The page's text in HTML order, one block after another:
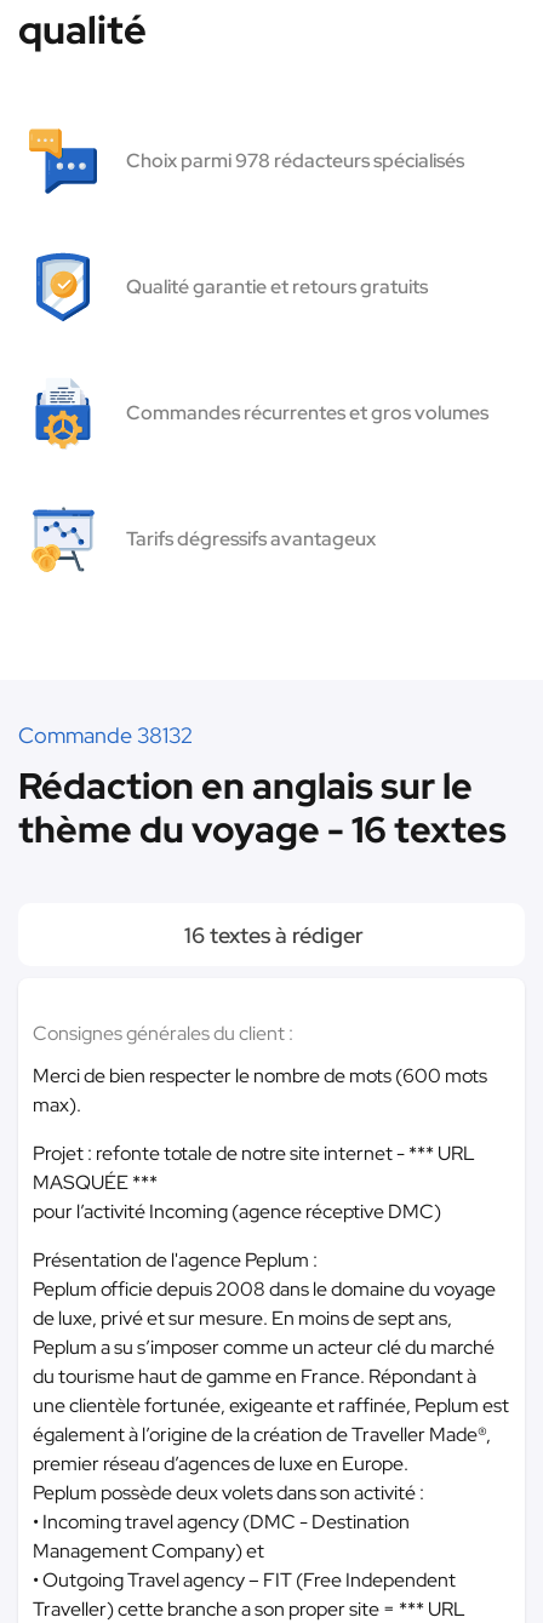
qualité
Choix parmi 978 rédacteurs spécialisés
Qualité garantie et retours gratuits
Commandes récurrentes et gros volumes
Tarifs dégressifs avantageux
Commande 38132
Rédaction en anglais sur le
thème du voyage - 16 textes
16 textes à rédiger
Consignes générales du client :
Merci de bien respecter le nombre de mots (600 mots
max).
Projet : refonte totale de notre site internet -*** URL
MASQUÉE ***
pour l’activité Incoming (agence réceptive DMC)
Présentation de l'agence Peplum :
Peplum officie depuis 2008 dans le domaine du voyage
de luxe, privé et sur mesure. En moins de sept ans,
Peplum a su s’imposer comme un acteur clé du marché
du tourisme haut de gamme en France. Répondant à
une clientèle fortunée, exigeante et raffinée, Peplum est
également à l’origine de la création de Traveller Made®,
premier réseau d’agences de luxe en Europe.
Peplum possède deux volets dans son activité :
• Incoming travel agency (DMC - Destination
Management Company) et
• Outgoing Travel agency – FIT (Free Independent
Traveller) cette branche a son proper site = *** URL